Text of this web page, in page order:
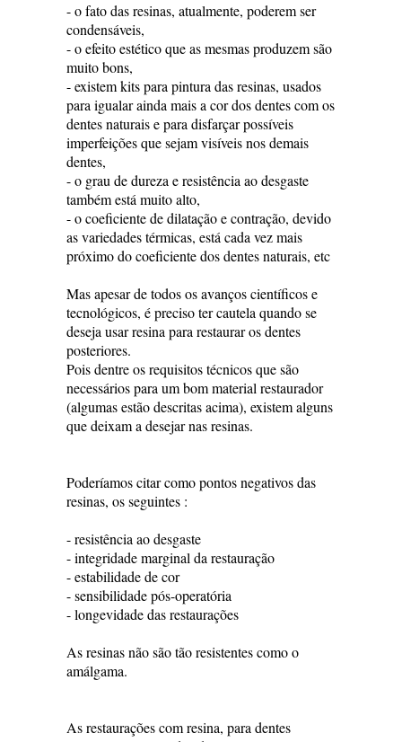
- o fato das resinas, atualmente, poderem ser
condensáveis,
- o efeito estético que as mesmas produzem são
muito bons,
- existem kits para pintura das resinas, usados
para igualar ainda mais a cor dos dentes com os
dentes naturais e para disfarçar possíveis
imperfeições que sejam visíveis nos demais
dentes,
- o grau de dureza e resistência ao desgaste
também está muito alto,
- o coeficiente de dilatação e contração, devido
as variedades térmicas, está cada vez mais
próximo do coeficiente dos dentes naturais, etc
Mas apesar de todos os avanços científicos e
tecnológicos, é preciso ter cautela quando se
deseja usar resina para restaurar os dentes
posteriores.
Pois dentre os requisitos técnicos que são
necessários para um bom material restaurador
(algumas estão descritas acima), existem alguns
que deixam a desejar nas resinas.
Poderíamos citar como pontos negativos das
resinas, os seguintes :
- resistência ao desgaste
- integridade marginal da restauração
- estabilidade de cor
- sensibilidade pós-operatória
- longevidade das restaurações
As resinas não são tão resistentes como o
amálgama.
As restaurações com resina, para dentes